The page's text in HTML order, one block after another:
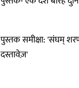
पुस्तक समीक्षा: 'संघम्
दस्तावेज़'